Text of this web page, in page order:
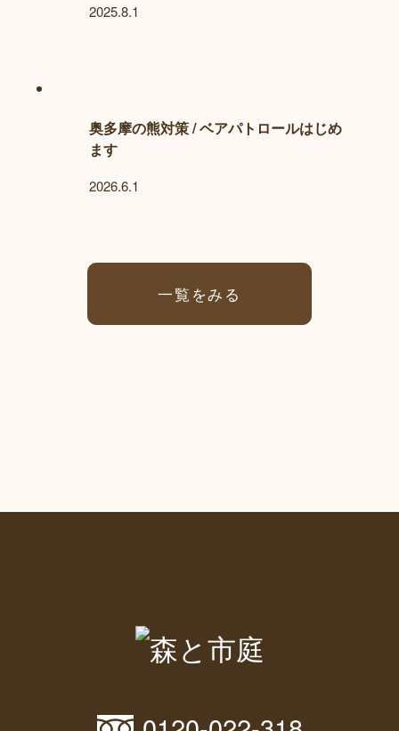
2025.8.1
奥多摩の熊対策 / ベアパトロールはじめ
ます
2026.6.1
一覧をみる